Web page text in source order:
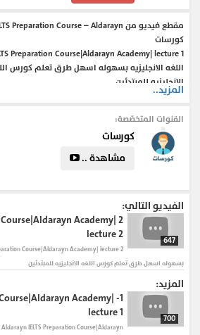
كورسات
اللغه الانجليزيه بسهوله اسهل طرق تعلم كورس
الانجليزيه للمبتدئين
كورس IELTS Preparation من البداية حتى الاحتراف .
#كورس_IELTS_Preparation #ielts_preparation_course_free
#ielts_preparation_books
british_council_ielts_preparation_course
#ielts_exam_preparation_writing_task_1
المزيد..
القنوات المتخصّصة:
كورسات
مشاهدة ..
الفيديو التالي:
647
2
Academy|
lecture 2
بسهوله اسهل طرق تعلم كورس اللغه الانجليزيه للمبتدئين
المزيد:
700
1-
Academy|
lecture 1
AldaraynIELTS Preparation Course|Aldarayn